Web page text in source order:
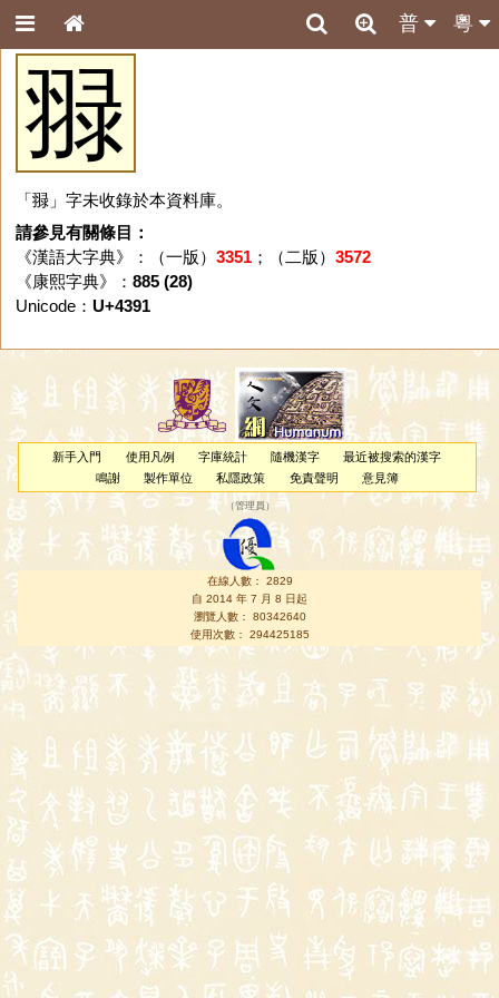
粵
普
䎑
「䎑」字未收錄於本資料庫。
請參見有關條目：
《漢語大字典》：（一版） 3351；（二版） 3572
《康熙字典》： 885 (28)
Unicode： U+4391
新手入門 使用凡例 字庫統計 隨機漢字
最近被搜索的漢字
鳴謝
製作單位 私隱政策 免責聲明 意見簿
（管理員 ）
在線人數： 2829
自 2014 年 7 月 8 日起
瀏覽人數： 80342640
使用次數： 294425185